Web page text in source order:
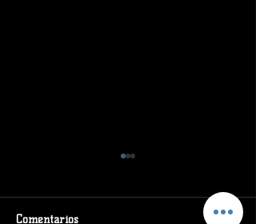
Comentarios